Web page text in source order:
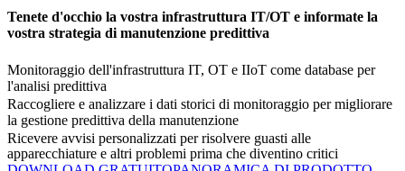
Tenete d'occhio la vostra infrastruttura IT/OT e informate la
vostra strategia di manutenzione predittiva
Monitoraggio dell'infrastruttura IT, OT e IIoT come database per
l'analisi predittiva
Raccogliere e analizzare i dati storici di monitoraggio per migliorare
la gestione predittiva della manutenzione
Ricevere avvisi personalizzati per risolvere guasti alle
apparecchiature e altri problemi prima che diventino critici